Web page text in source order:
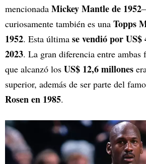
mencionada Mickey Mantle de 1952
curiosamente también es una Topps
1952. Esta última se vendió por
2023. La gran diferencia entre
que alcanzó los US$ 12,6 millones
superior, además de ser parte del
Rosen en 1985.